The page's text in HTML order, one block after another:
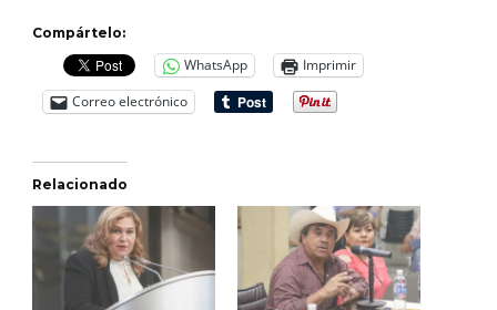
Compártelo:
WhatsApp
Imprimir
Correo electrónico
Relacionado